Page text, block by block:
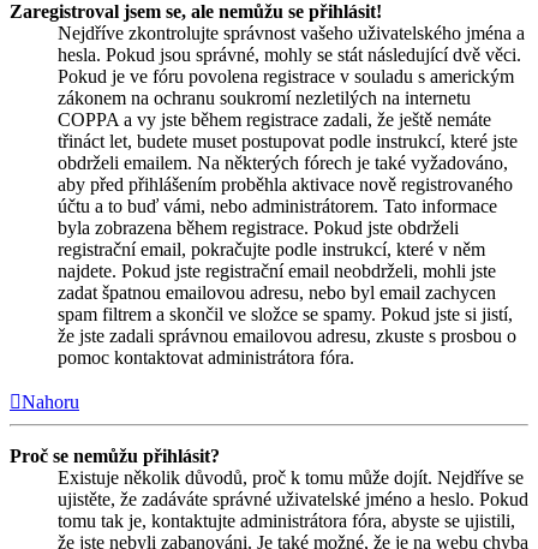
Zaregistroval jsem se, ale nemůžu se přihlásit!
Nejdříve zkontrolujte správnost vašeho uživatelského jména a
hesla. Pokud jsou správné, mohly se stát následující dvě věci.
Pokud je ve fóru povolena registrace v souladu s americkým
zákonem na ochranu soukromí nezletilých na internetu
COPPA a vy jste během registrace zadali, že ještě nemáte
třináct let, budete muset postupovat podle instrukcí, které jste
obdrželi emailem. Na některých fórech je také vyžadováno,
aby před přihlášením proběhla aktivace nově registrovaného
účtu a to buď vámi, nebo administrátorem. Tato informace
byla zobrazena během registrace. Pokud jste obdrželi
registrační email, pokračujte podle instrukcí, které v něm
najdete. Pokud jste registrační email neobdrželi, mohli jste
zadat špatnou emailovou adresu, nebo byl email zachycen
spam filtrem a skončil ve složce se spamy. Pokud jste si jistí,
že jste zadali správnou emailovou adresu, zkuste s prosbou o
pomoc kontaktovat administrátora fóra.
Nahoru
Proč se nemůžu přihlásit?
Existuje několik důvodů, proč k tomu může dojít. Nejdříve se
ujistěte, že zadáváte správné uživatelské jméno a heslo. Pokud
tomu tak je, kontaktujte administrátora fóra, abyste se ujistili,
že jste nebyli zabanováni. Je také možné, že je na webu chyba